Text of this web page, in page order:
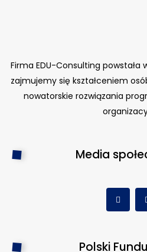
Firma EDU-Consulting powstała
zajmujemy się kształceniem
nowatorskie rozwiązania
Media
Polski